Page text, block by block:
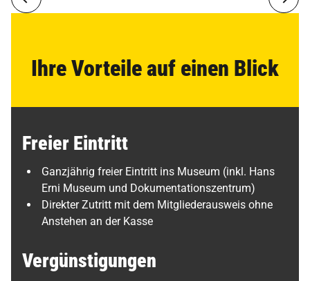
Ihre Vorteile auf einen Blick
Freier Eintritt
Ganzjährig freier Eintritt ins Museum (inkl. Hans
Erni Museum und Dokumentationszentrum)
Direkter Zutritt mit dem Mitgliederausweis ohne
Anstehen an der Kasse
Vergünstigungen